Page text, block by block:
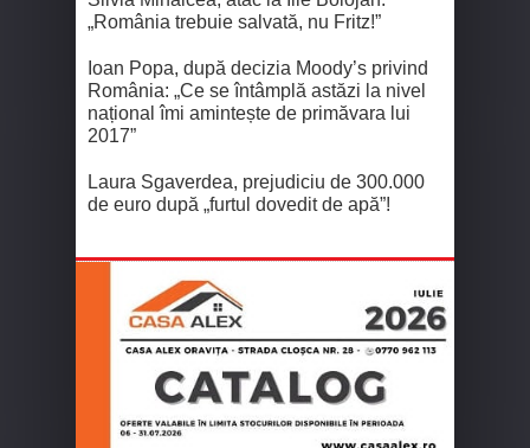
„România trebuie salvată, nu Fritz!”
Ioan Popa, după decizia Moody’s privind
România: „Ce se întâmplă astăzi la nivel
național îmi amintește de primăvara lui
2017”
Laura Sgaverdea, prejudiciu de 300.000
de euro după „furtul dovedit de apă”!